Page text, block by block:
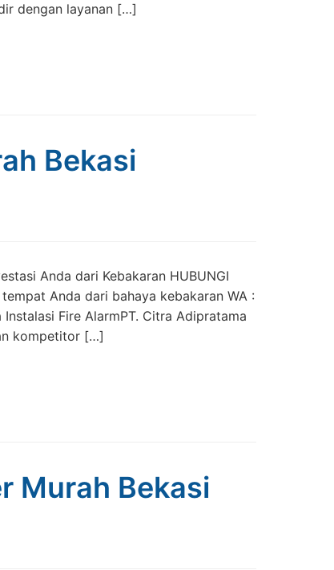
dengan layanan […]
Bekasi
Anda dari Kebakaran HUBUNGI
Anda dari bahaya kebakaran WA :
Fire AlarmPT. Citra Adipratama
kompetitor […]
Murah Bekasi